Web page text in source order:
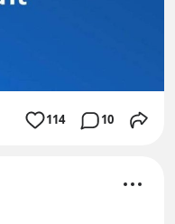
114 10